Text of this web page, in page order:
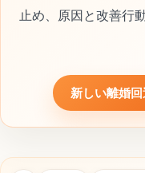
止め、原因と改善行
新しい離婚